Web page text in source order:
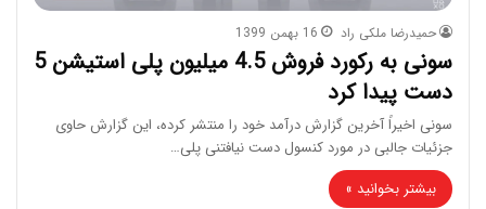
حمیدرضا ملکی راد 16 بهمن 1399
سونی به رکورد فروش 4.5 میلیون پلی استیشن 5
دست پیدا کرد
سونی اخیراً آخرین گزارش درآمد خود را منتشر کرده، این گزارش حاوی
جزئیات جالبی در مورد کنسول دست نیافتنی پلی…
بیشتر بخوانید »